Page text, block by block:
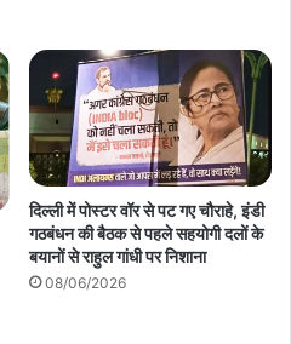
दिल्ली में पोस्टर वॉर से पट गए चौराहे, इंडी
गठबंधन की बैठक से पहले सहयोगी दलों के
बयानों से राहुल गांधी पर निशाना
08/06/2026